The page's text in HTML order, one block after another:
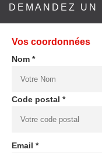
DEMANDEZ
Vos coordonnées
Nom *
Code postal *
Email *